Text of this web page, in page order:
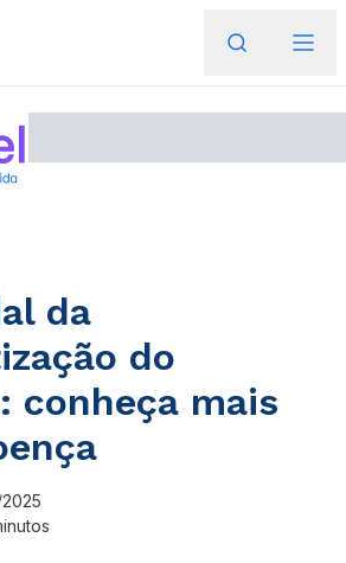
da
do
conheça mais